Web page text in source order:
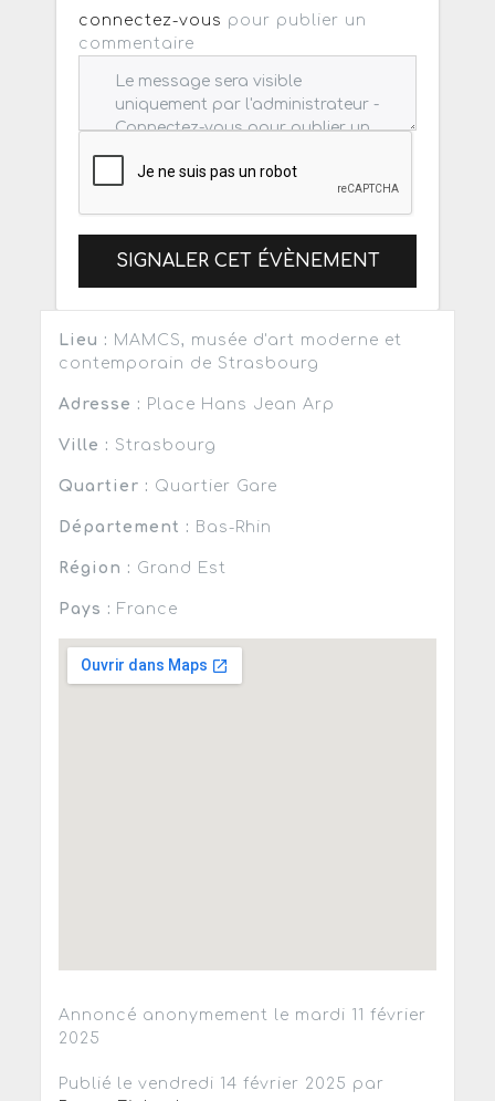
connectez-vous pour publier un
commentaire
SIGNALER CET ÉVÈNEMENT
Lieu : MAMCS, musée d'art moderne et
contemporain de Strasbourg
Adresse : Place Hans Jean Arp
Ville : Strasbourg
Quartier : Quartier Gare
Département : Bas-Rhin
Région : Grand Est
Pays : France
Annoncé anonymement le mardi 11 février
2025
Publié le vendredi 14 février 2025 par